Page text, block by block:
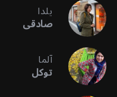
یلدا
صادقی
آلما
توکل